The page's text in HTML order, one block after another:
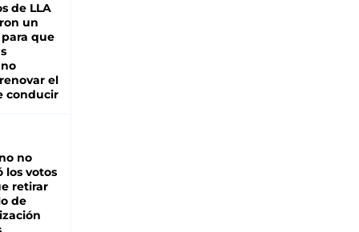
de LLA
un
que
el
conducir
no
los votos
retirar
de